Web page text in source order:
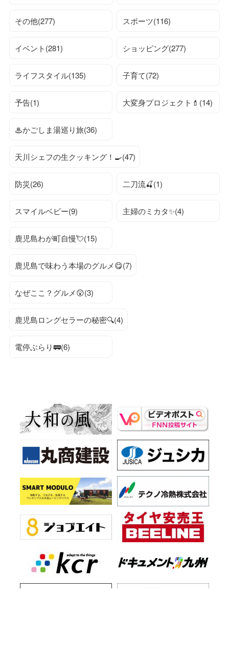
その他(277) スポーツ(116)
イベント(281) ショッピング(277)
ライフスタイル(135) 子育て(72)
予告(1) 大変身プロジェクト💄(14)
♨かごしま湯巡り旅(36)
天川シェフの生クッキング！🍳(47)
防災(26) 二刀流🍒(1)
スマイルベビー(9) 主婦のミカタ✨(4)
鹿児島わが町自慢💘(15)
鹿児島で味わう本場のグルメ😋(7)
なぜここ？グルメ😲(3)
鹿児島ロングセラーの秘密🔍(4)
電停ぶらり🚃(6)